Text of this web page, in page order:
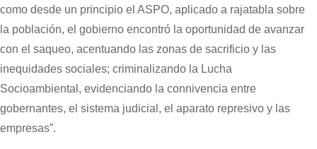
como desde un principio el ASPO, aplicado a rajatabla sobre
la población, el gobierno encontró la oportunidad de avanzar
con el saqueo, acentuando las zonas de sacrificio y las
inequidades sociales; criminalizando la Lucha
Socioambiental, evidenciando la connivencia entre
gobernantes, el sistema judicial, el aparato represivo y las
empresas”.